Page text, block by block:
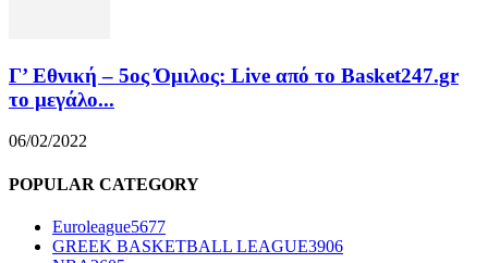
Γ’ Εθνική – 5ος Όμιλος: Live από το Basket247.gr
το μεγάλο...
06/02/2022
POPULAR CATEGORY
Euroleague5677
GREEK BASKETBALL LEAGUE3906